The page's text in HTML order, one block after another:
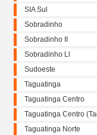
SIA Sul
Sobradinho
Sobradinho II
Sobradinho Ll
Sudoeste
Taguatinga
Taguatinga Centro
Taguatinga Centro
Taguatinga Norte